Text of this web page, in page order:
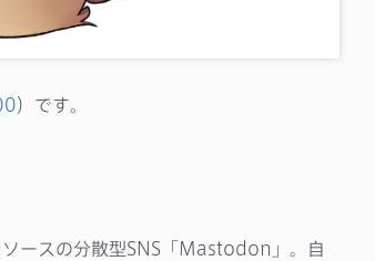
）です。
ースの分散型SNS「Mastodon」。自